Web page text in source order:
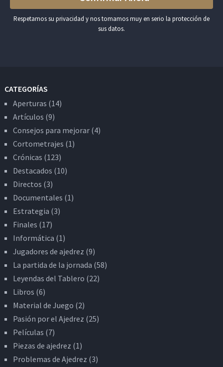
Respetamos su privacidad y nos tomamos muy en serio la protección de
sus datos.
CATEGORÍAS
Aperturas (14)
Artículos (9)
Consejos para mejorar(4)
Cortometrajes (1)
Crónicas (123)
Destacados (10)
Directos (3)
Documentales (1)
Estrategia (3)
Finales (17)
Informática (1)
Jugadores de ajedrez (9)
La partida de la jornada (58)
Leyendas del Tablero (22)
Libros (6)
Material de Juego (2)
Pasión por el Ajedrez (25)
Películas (7)
Piezas de ajedrez (1)
Problemas de Ajedrez (3)